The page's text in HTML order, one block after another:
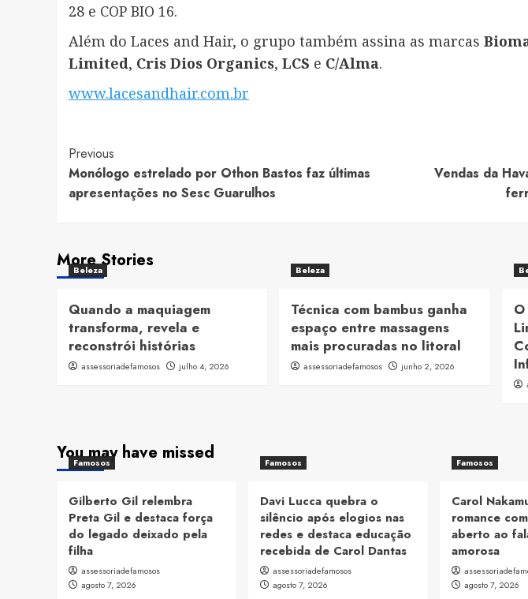
28 e COP BIO 16.
Além do Laces and Hair, o grupo também assina as marcas
Limited, Cris Dios Organics, LCS e C/Alma.
www.lacesandhair.com.br
Post
Navigation
Previous
Monólogo estrelado por Othon Bastos faz últimas
apresentações no Sesc Guarulhos
Vendas da
More Stories
Beleza
Quando a maquiagem
transforma, revela e
reconstrói histórias
assessoriadefamosos julho 4, 2026
Beleza
Técnica com bambus ganha
espaço entre massagens
mais procuradas no litoral
assessoriadefamosos junho 2, 2026
You may have missed
Famosos
Gilberto Gil relembra
Preta Gil e destaca força
do legado deixado pela
filha
assessoriadefamosos
agosto 7, 2026
Famosos
Davi Lucca quebra o
silêncio após elogios nas
redes e destaca educação
recebida de Carol Dantas
assessoriadefamosos
agosto 7, 2026
Famosos
Carol
romance
aberto ao
amorosa
agosto 7, 2026